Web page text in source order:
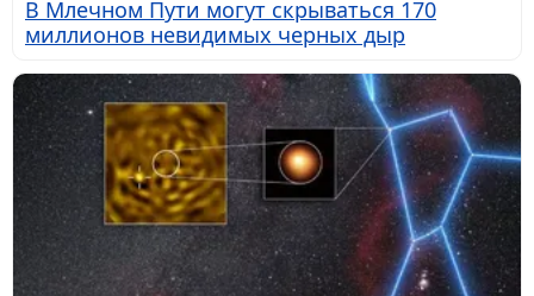
В Млечном Пути могут скрываться 170
миллионов невидимых черных дыр